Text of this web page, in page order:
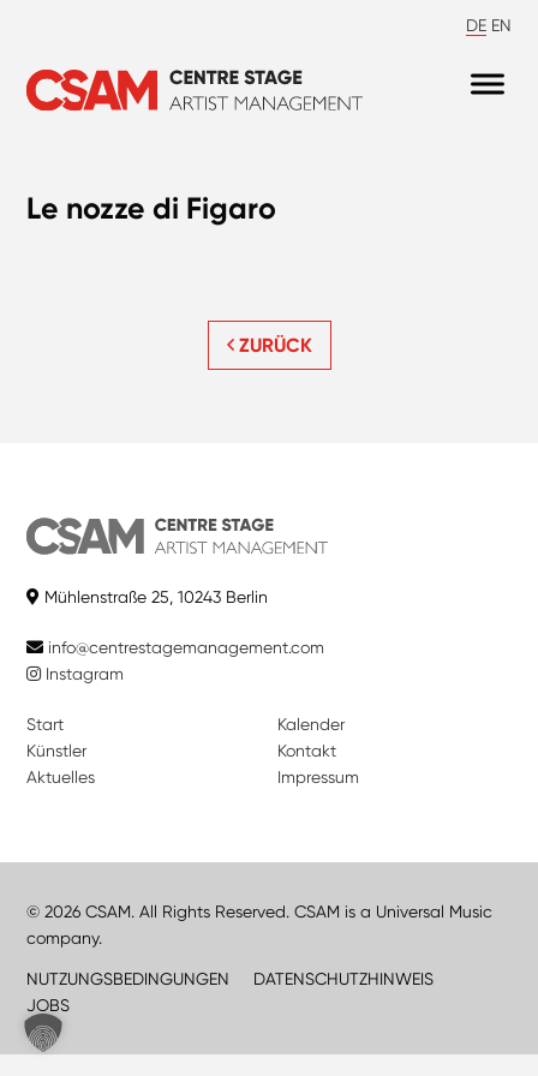
DE EN
Le nozze di Figaro
ZURÜCK
Mühlenstraße 25, 10243 Berlin
info@centrestagemanagement.com
Instagram
Start
Künstler
Aktuelles
Kalender
Kontakt
Impressum
© 2026 CSAM. All Rights Reserved. CSAM is a Universal Music
company.
NUTZUNGSBEDINGUNGEN
DATENSCHUTZHINWEIS
JOBS